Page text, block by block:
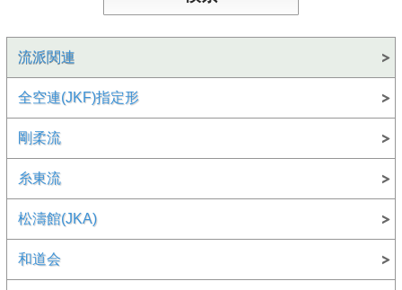
流派関連
全空連(JKF)指定形
剛柔流
糸東流
松濤館(JKA)
和道会